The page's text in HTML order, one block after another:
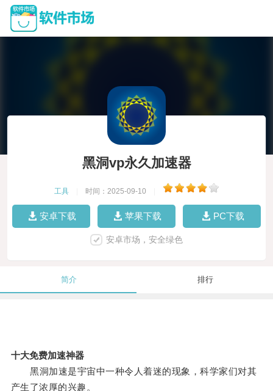
黑洞vp永久加速器
工具 时间：2025-09-10
安卓下载 苹果下载 PC下载
安卓市场，安全绿色
简介 排行
十大免费加速神器
黑洞加速是宇宙中一种令人着迷的现象，科学家们对其
产生了浓厚的兴趣。